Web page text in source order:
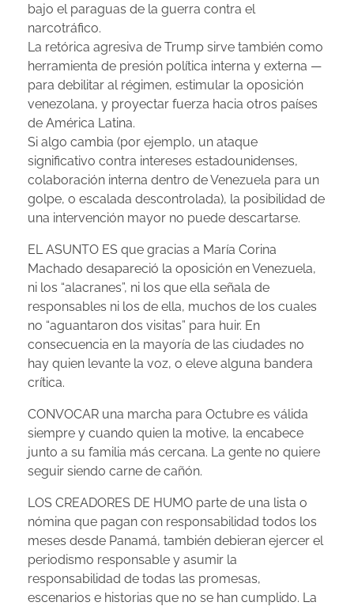
bajo el paraguas de la guerra contra el
narcotráfico.
La retórica agresiva de Trump sirve también como
herramienta de presión política interna y externa —
para debilitar al régimen, estimular la oposición
venezolana, y proyectar fuerza hacia otros países
de América Latina.
Si algo cambia (por ejemplo, un ataque
significativo contra intereses estadounidenses,
colaboración interna dentro de Venezuela para un
golpe, o escalada descontrolada), la posibilidad de
una intervención mayor no puede descartarse.
EL ASUNTO ES que gracias a María Corina
Machado desapareció la oposición en Venezuela,
ni los “alacranes”, ni los que ella señala de
responsables ni los de ella, muchos de los cuales
no “aguantaron dos visitas” para huir. En
consecuencia en la mayoría de las ciudades no
hay quien levante la voz, o eleve alguna bandera
crítica.
CONVOCAR una marcha para Octubre es válida
siempre y cuando quien la motive, la encabece
junto a su familia más cercana. La gente no quiere
seguir siendo carne de cañón.
LOS CREADORES DE HUMO parte de una lista o
nómina que pagan con responsabilidad todos los
meses desde Panamá, también debieran ejercer el
periodismo responsable y asumir la
responsabilidad de todas las promesas,
escenarios e historias que no se han cumplido. La